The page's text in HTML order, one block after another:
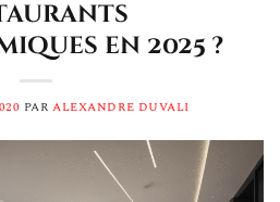
en 2025 ?
PARALEXANDRE DUVALI